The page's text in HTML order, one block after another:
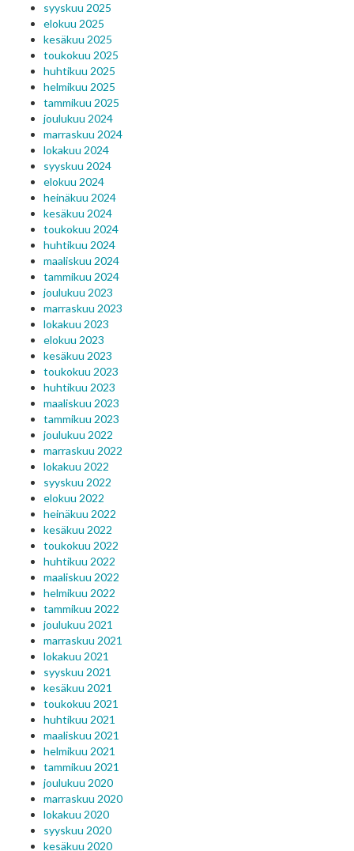
syyskuu 2025
elokuu 2025
kesäkuu 2025
toukokuu 2025
huhtikuu 2025
helmikuu 2025
tammikuu 2025
joulukuu 2024
marraskuu 2024
lokakuu 2024
syyskuu 2024
elokuu 2024
heinäkuu 2024
kesäkuu 2024
toukokuu 2024
huhtikuu 2024
maaliskuu 2024
tammikuu 2024
joulukuu 2023
marraskuu 2023
lokakuu 2023
elokuu 2023
kesäkuu 2023
toukokuu 2023
huhtikuu 2023
maaliskuu 2023
tammikuu 2023
joulukuu 2022
marraskuu 2022
lokakuu 2022
syyskuu 2022
elokuu 2022
heinäkuu 2022
kesäkuu 2022
toukokuu 2022
huhtikuu 2022
maaliskuu 2022
helmikuu 2022
tammikuu 2022
joulukuu 2021
marraskuu 2021
lokakuu 2021
syyskuu 2021
kesäkuu 2021
toukokuu 2021
huhtikuu 2021
maaliskuu 2021
helmikuu 2021
tammikuu 2021
joulukuu 2020
marraskuu 2020
lokakuu 2020
syyskuu 2020
kesäkuu 2020